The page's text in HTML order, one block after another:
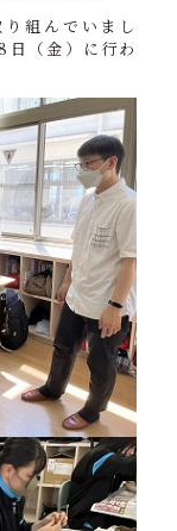
組んでいまし
（金）に行わ